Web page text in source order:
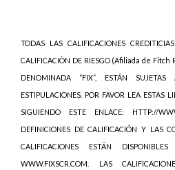
TODAS LAS CALIFICACIONES
CALIFICACIÒN DE RIESGO (Afiliada de Fitch
DENOMINADA “FIX”, ESTÁN
ESTIPULACIONES. POR FAVOR LEA ESTAS
SIGUIENDO ESTE ENLACE: HTTP://
DEFINICIONES DE CALIFICACIÓN Y LAS
CALIFICACIONES ESTÁN
WWW.FIXSCR.COM. LAS